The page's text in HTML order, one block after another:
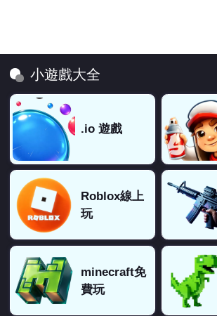
小遊戲大全
.io 遊戲
Roblox線上
玩
minecraft免
費玩